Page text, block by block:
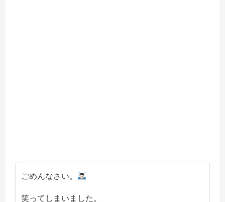
ごめんなさい。
笑ってしまいました。